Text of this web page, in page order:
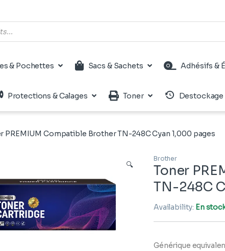
& Pochettes Sacs & Sachets Adhésifs &
Protections & Calages Toner Destockage
PREMIUM Compatible Brother TN-248C Cyan 1,000 pages
🔍
Brother
Toner
TN-248C
Availability: En
Générique